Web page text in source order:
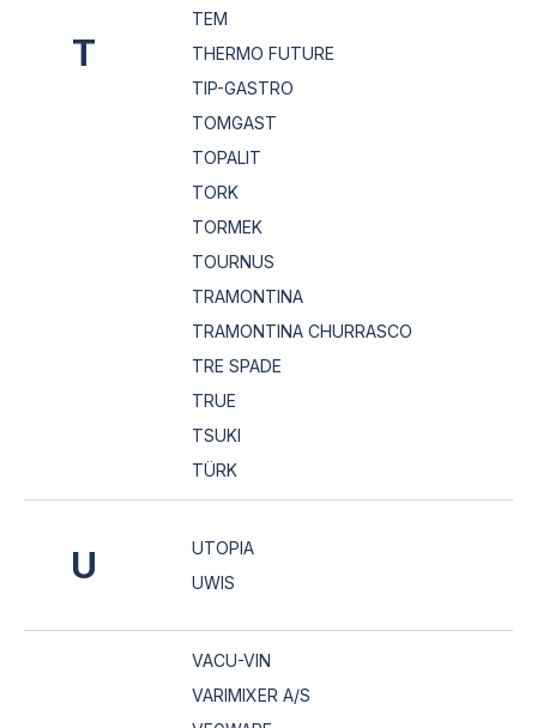
T
TEM
THERMO FUTURE
TIP-GASTRO
TOMGAST
TOPALIT
TORK
TORMEK
TOURNUS
TRAMONTINA
TRAMONTINA CHURRASCO
TRE SPADE
TRUE
TSUKI
TÜRK
U
UTOPIA
UWIS
VACU-VIN
VARIMIXER A/S